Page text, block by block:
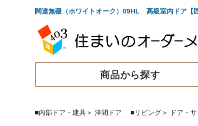
闊達無礙（ホワイトオーク）09HL 高級室内ドア【
商品から探す
■内部ドア・建具＞ 洋間ドア ■リビング＞ ドア・